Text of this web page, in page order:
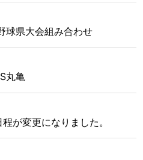
球県大会組み合わせ
丸亀
が変更になりました。